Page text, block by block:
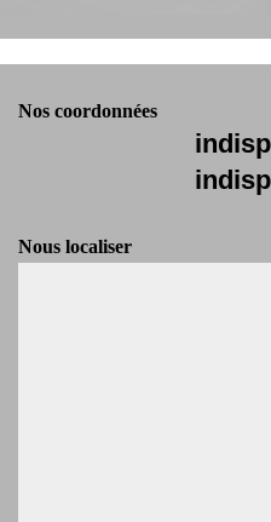
Nos coordonnées
Nous localiser